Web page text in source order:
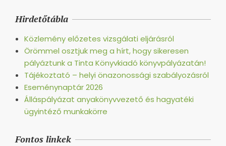
Hirdetőtábla
Közlemény előzetes vizsgálati eljárásról
Örömmel osztjuk meg a hírt, hogy sikeresen
pályáztunk a Tinta Könyvkiadó könyvpályázatán!
Tájékoztató – helyi önazonossági szabályozásról
Eseménynaptár 2026
Álláspályázat anyakönyvvezető és hagyatéki
ügyintéző munkakörre
Fontos linkek